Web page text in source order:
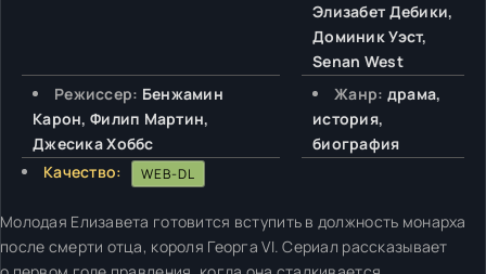
Элизабет Дебики,
Доминик Уэст,
Senan West
Режиссер: Бенжамин
Карон, Филип Мартин,
Джесика Хоббс
Жанр: драма,
история,
биография
Качество:
WEB-DL
Молодая Елизавета готовится вступить в должность монарха
после смерти отца, короля Георга VI. Сериал рассказывает